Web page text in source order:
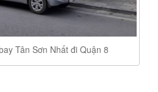
Tân Sơn Nhất đi Quận 8